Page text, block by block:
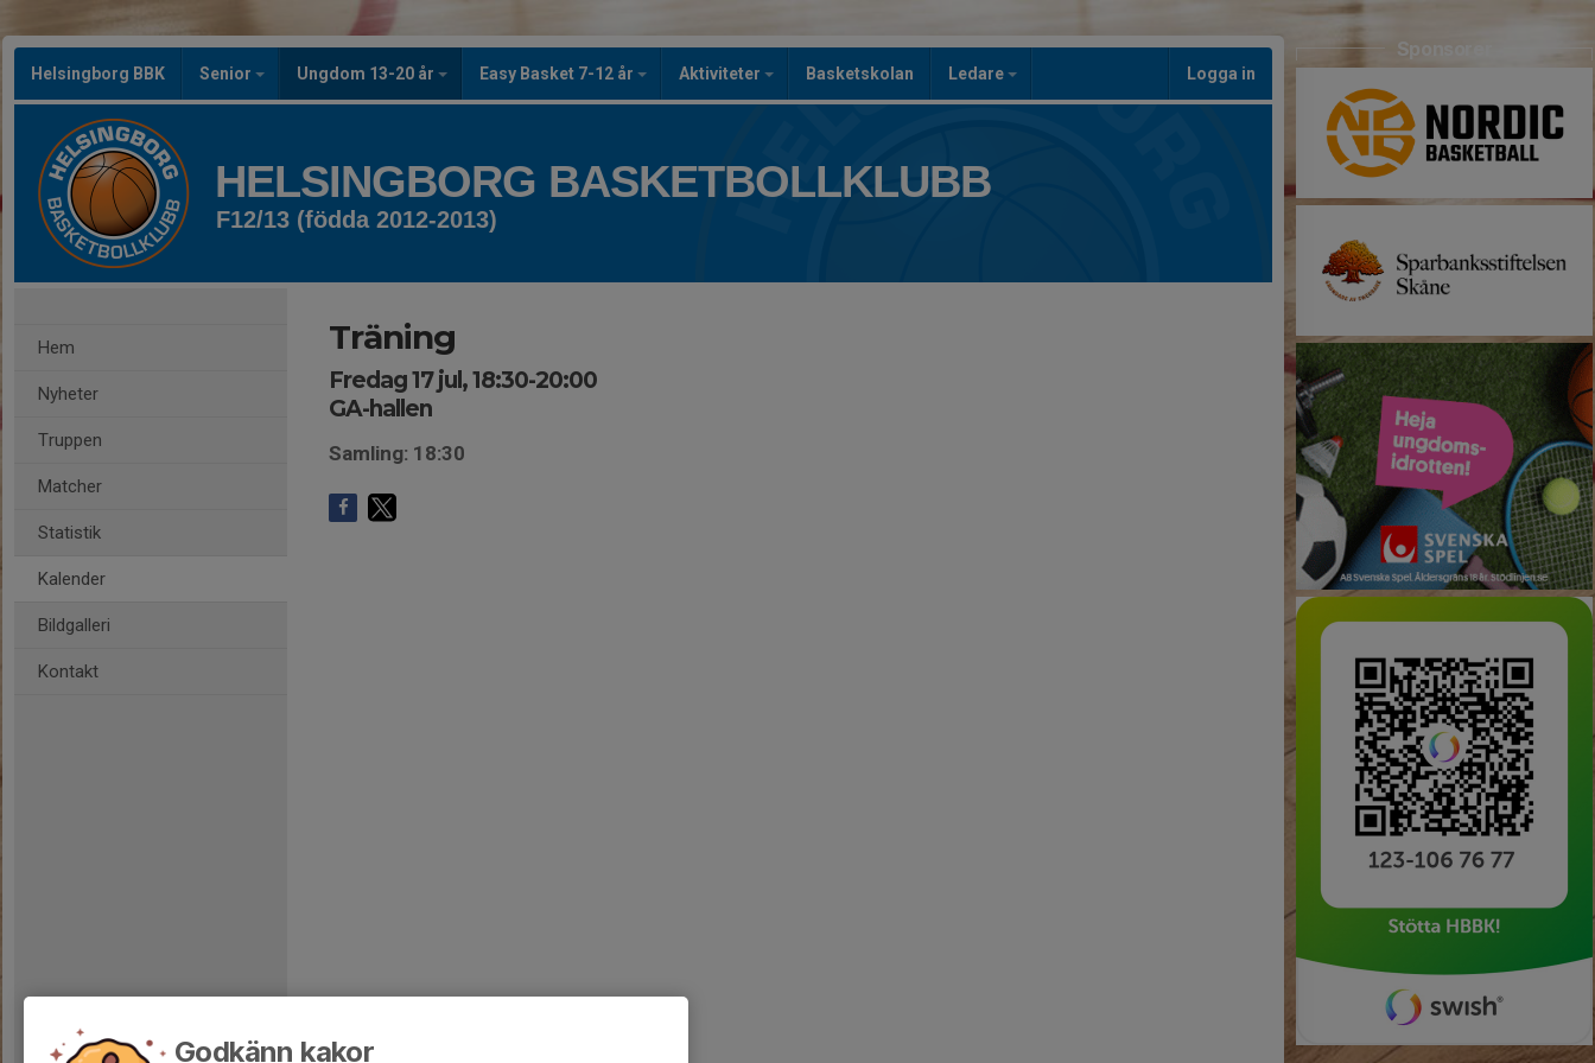
Helsingborg BBK Senior Ungdom 13-20 år Easy Basket 7-12 år Aktiviteter Basketskolan Ledare Logga in
HELSINGBORG BASKETBOLLKLUBB
F12/13 (födda 2012-2013)
Hem
Nyheter
Truppen
Matcher
Statistik
Kalender
Bildgalleri
Kontakt
Träning
Fredag 17 jul, 18:30-20:00
GA-hallen
Samling: 18:30
Sponsorer
Godkänn kakor